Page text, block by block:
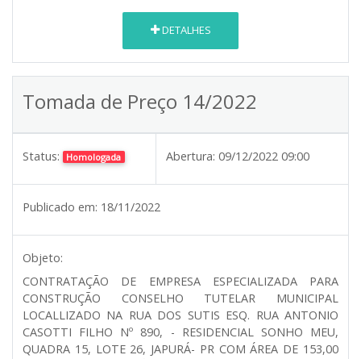
DETALHES
Tomada de Preço 14/2022
Status: Homologada Abertura: 09/12/2022 09:00
Publicado em: 18/11/2022
Objeto:
CONTRATAÇÃO DE EMPRESA ESPECIALIZADA PARA
CONSTRUÇÃO CONSELHO TUTELAR MUNICIPAL
LOCALLIZADO NA RUA DOS SUTIS ESQ. RUA ANTONIO
CASOTTI FILHO Nº 890, - RESIDENCIAL SONHO MEU,
QUADRA 15, LOTE 26, JAPURÁ- PR COM ÁREA DE 153,00